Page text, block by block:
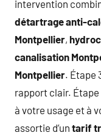
intervention
détartrage anti-
Montpellier,
canalisation
Montpellier. Étape
rapport clair. Étape
à votre usage et à
assortie d’un tarif